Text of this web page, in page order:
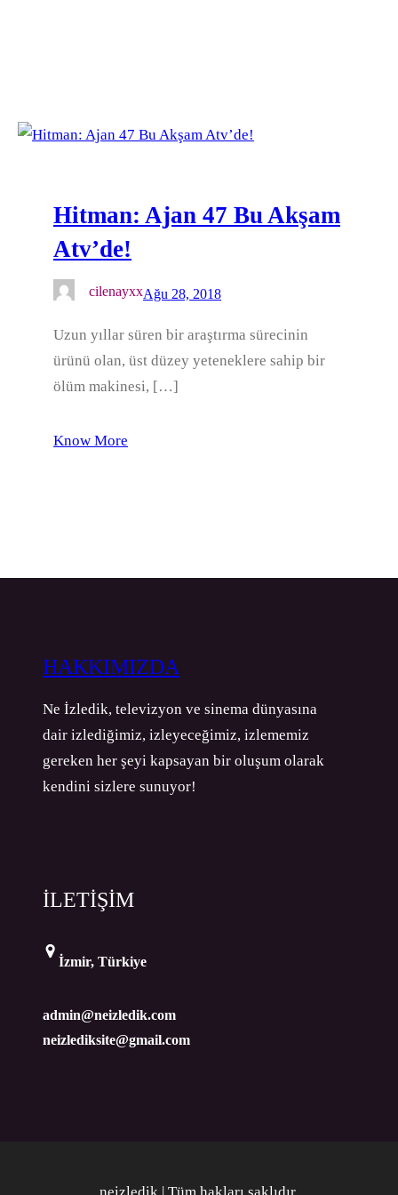
Hitman: Ajan 47 Bu Akşam
Atv’de!
cilenayxxAğu 28, 2018
Uzun yıllar süren bir araştırma sürecinin
ürünü olan, üst düzey yeteneklere sahip bir
ölüm makinesi, […]
Know More
HAKKIMIZDA
Ne İzledik, televizyon ve sinema dünyasına
dair izlediğimiz, izleyeceğimiz, izlememiz
gereken her şeyi kapsayan bir oluşum olarak
kendini sizlere sunuyor!
İLETİŞİM
İzmir, Türkiye
admin@neizledik.com
neizlediksite@gmail.com